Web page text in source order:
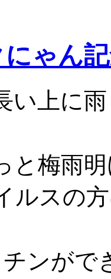
ゃん
い上に
と梅雨
ルスの
ンがで